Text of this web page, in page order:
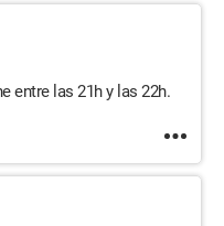
entre las 21h y las 22h.